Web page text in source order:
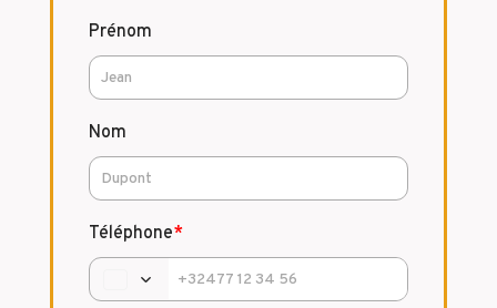
Prénom
Nom
Téléphone*